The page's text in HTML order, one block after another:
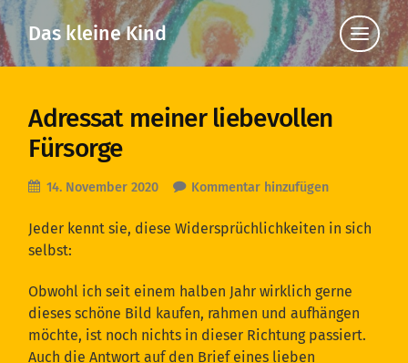
Das kleine Kind
Klicke
hier,
um
Adressat meiner liebevollen
Fürsorge
14. November 2020 Kommentar hinzufügen
Jeder kennt sie, diese Widersprüchlichkeiten in sich
selbst:
Obwohl ich seit einem halben Jahr wirklich gerne
dieses schöne Bild kaufen, rahmen und aufhängen
möchte, ist noch nichts in dieser Richtung passiert.
Auch die Antwort auf den Brief eines lieben